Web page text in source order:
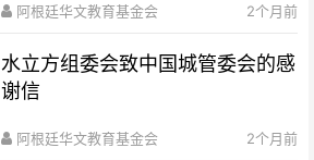
阿根廷华文教育基金会 2个月前
水立方组委会致中国城管委会的感
谢信
阿根廷华文教育基金会 2个月前